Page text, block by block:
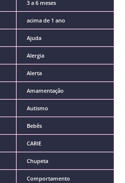
3 a 6 meses
acima de 1 ano
Ajuda
Alergia
Alerta
Amamentação
Autismo
Bebês
CARIE
Chupeta
Comportamento